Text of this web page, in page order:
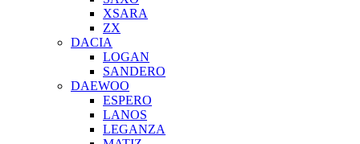
XSARA
ZX
DACIA
LOGAN
SANDERO
DAEWOO
ESPERO
LANOS
LEGANZA